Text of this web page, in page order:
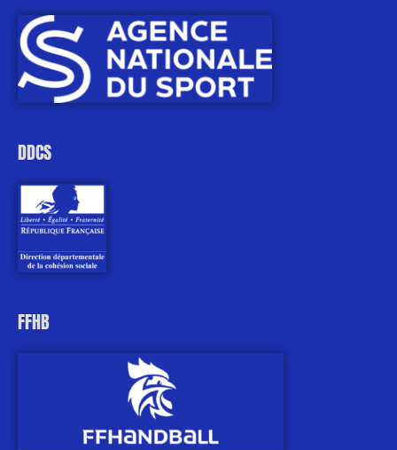
DDCS
FFHB